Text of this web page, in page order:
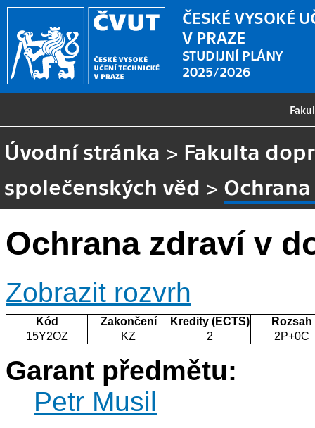
ČESKÉ VYSOKÉ
V PRAZE
STUDIJNÍ PLÁNY
2025/2026
Úvodní stránka > Fakulta
společenských věd >
Ochrana zdraví v
Zobrazit rozvrh
Kód Zakončení Kredity (ECTS)
Rozsah
15Y2OZ
KZ 2 2P+0C
Garant předmětu:
Petr Musil